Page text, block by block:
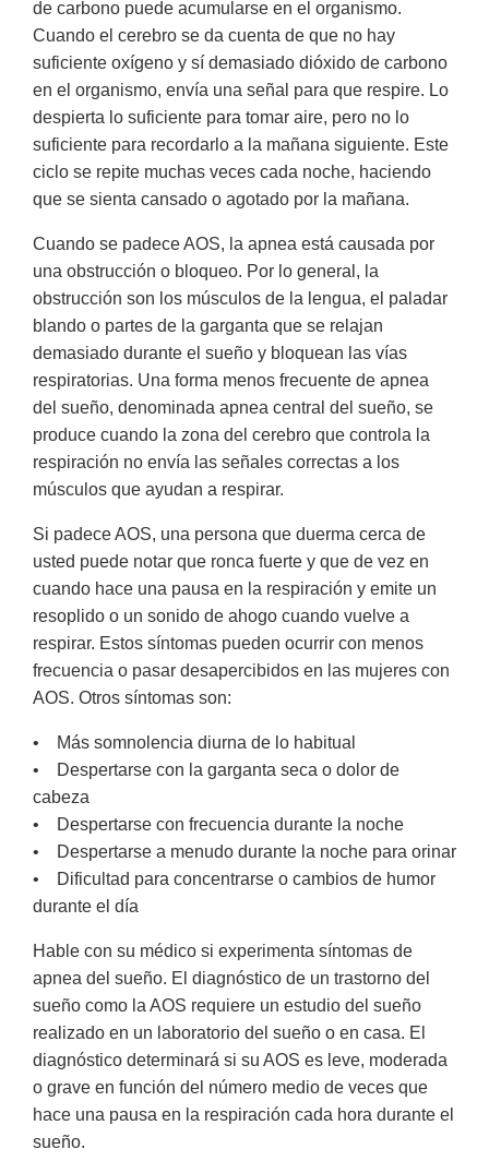
de carbono puede acumularse en el organismo.
Cuando el cerebro se da cuenta de que no hay
suficiente oxígeno y sí demasiado dióxido de carbono
en el organismo, envía una señal para que respire. Lo
despierta lo suficiente para tomar aire, pero no lo
suficiente para recordarlo a la mañana siguiente. Este
ciclo se repite muchas veces cada noche, haciendo
que se sienta cansado o agotado por la mañana.
Cuando se padece AOS, la apnea está causada por
una obstrucción o bloqueo. Por lo general, la
obstrucción son los músculos de la lengua, el paladar
blando o partes de la garganta que se relajan
demasiado durante el sueño y bloquean las vías
respiratorias. Una forma menos frecuente de apnea
del sueño, denominada apnea central del sueño, se
produce cuando la zona del cerebro que controla la
respiración no envía las señales correctas a los
músculos que ayudan a respirar.
Si padece AOS, una persona que duerma cerca de
usted puede notar que ronca fuerte y que de vez en
cuando hace una pausa en la respiración y emite un
resoplido o un sonido de ahogo cuando vuelve a
respirar. Estos síntomas pueden ocurrir con menos
frecuencia o pasar desapercibidos en las mujeres con
AOS. Otros síntomas son:
• Más somnolencia diurna de lo habitual
• Despertarse con la garganta seca o dolor de
cabeza
• Despertarse con frecuencia durante la noche
• Despertarse a menudo durante la noche para orinar
• Dificultad para concentrarse o cambios de humor
durante el día
Hable con su médico si experimenta síntomas de
apnea del sueño. El diagnóstico de un trastorno del
sueño como la AOS requiere un estudio del sueño
realizado en un laboratorio del sueño o en casa. El
diagnóstico determinará si su AOS es leve, moderada
o grave en función del número medio de veces que
hace una pausa en la respiración cada hora durante el
sueño.